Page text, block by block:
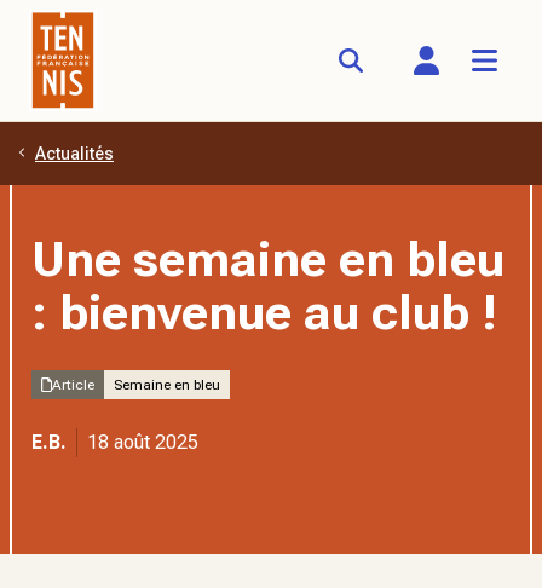
Aller au contenu principal
Actualités
Une semaine en bleu
: bienvenue au club !
Article Semaine en bleu
E.B. 18 août 2025